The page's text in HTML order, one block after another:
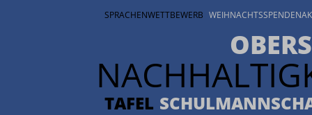
SPRACHENWETTBEWERB
TAFEL